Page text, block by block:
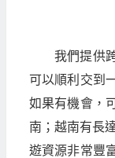
我們提供
可以順利交到
如果有機會，
南；越南有長
遊資源非常豐